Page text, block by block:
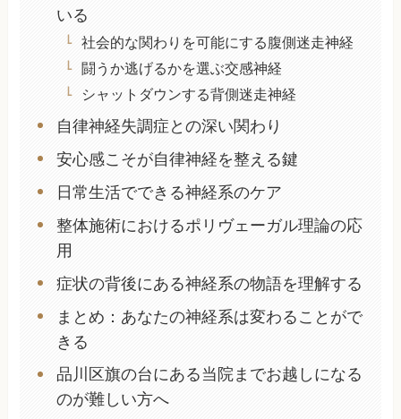
いる
社会的な関わりを可能にする腹側迷走神経
闘うか逃げるかを選ぶ交感神経
シャットダウンする背側迷走神経
自律神経失調症との深い関わり
安心感こそが自律神経を整える鍵
日常生活でできる神経系のケア
整体施術におけるポリヴェーガル理論の応
用
症状の背後にある神経系の物語を理解する
まとめ：あなたの神経系は変わることがで
きる
品川区旗の台にある当院までお越しになる
のが難しい方へ